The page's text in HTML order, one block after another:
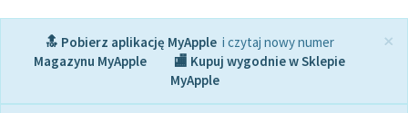
×
🔝 Pobierz aplikację MyApple i czytaj nowy numer
Magazynu MyApple
🏬 Kupuj wygodnie w Sklepie
MyApple